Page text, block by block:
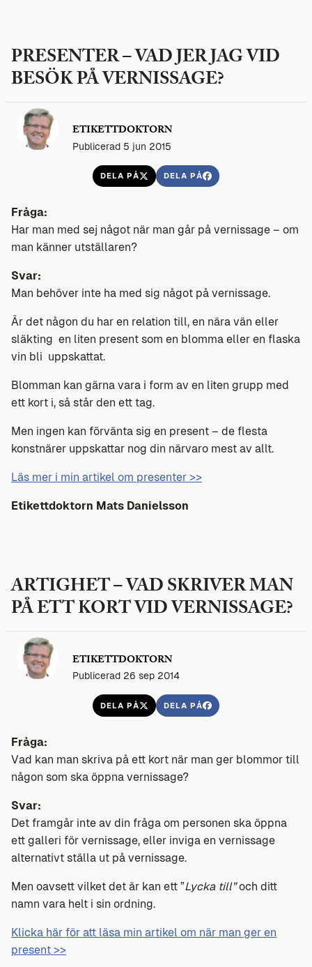
PRESENTER – VAD JER JAG VID
BESÖK PÅ VERNISSAGE?
ETIKETTDOKTORN
Publicerad 5 jun 2015
DELA PÅ DELA PÅ
Fråga:
Har man med sej något när man går på vernissage – om
man känner utställaren?
Svar:
Man behöver inte ha med sig något på vernissage.
Är det någon du har en relation till, en nära vän eller
släkting en liten present som en blomma eller en flaska
vin bli uppskattat.
Blomman kan gärna vara i form av en liten grupp med
ett kort i, så står den ett tag.
Men ingen kan förvänta sig en present – de flesta
konstnärer uppskattar nog din närvaro mest av allt.
Läs mer i min artikel om presenter >>
Etikettdoktorn Mats Danielsson
ARTIGHET – VAD SKRIVER MAN
PÅ ETT KORT VID VERNISSAGE?
ETIKETTDOKTORN
Publicerad 26 sep 2014
DELA PÅ DELA PÅ
Fråga:
Vad kan man skriva på ett kort när man ger blommor till
någon som ska öppna vernissage?
Svar:
Det framgår inte av din fråga om personen ska öppna
ett galleri för vernissage, eller inviga en vernissage
alternativt ställa ut på vernissage.
Men oavsett vilket det är kan ett ”Lycka till”och ditt
namn vara helt i sin ordning.
Klicka här för att läsa min artikel om när man ger en
present >>